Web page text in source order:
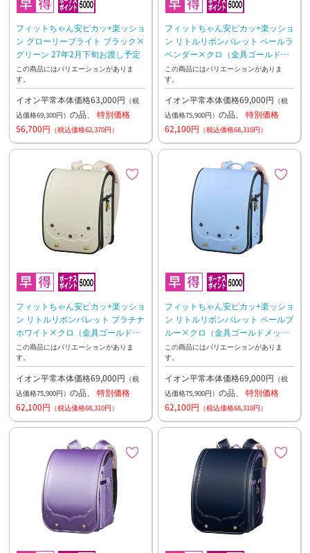
フィットちゃん安ピカッ+楽ッショ
ン グローリーブライト ブラック×
グリーン 27年2月下旬お渡し予定
この商品にはバリエーションがありま
す。
イオン平常本体価格63,000円 （税
込価格69,300円） の品、 特別価格
56,700円 （税込価格62,370円）
フィットちゃん安ピカッ+楽ッショ
ン リトルリボンパレット ペールラ
ベンダー×クロ（金具ゴールドメ
ッキ） 27年2月下旬お渡し予定
この商品にはバリエーションがありま
す。
イオン平常本体価格69,000円 （税
込価格75,900円） の品、 特別価格
62,100円 （税込価格68,310円）
フィットちゃん安ピカッ+楽ッショ
ン リトルリボンパレット プラチナ
ホワイト×クロ（金具ゴールドメ
ッキ） 27年2月下旬お渡し予定
この商品にはバリエーションがありま
す。
イオン平常本体価格69,000円 （税
込価格75,900円） の品、 特別価格
62,100円 （税込価格68,310円）
フィットちゃん安ピカッ+楽ッショ
ン リトルリボンパレット ペールブ
ルー×クロ（金具ゴールドメッ
キ） 27年2月下旬お渡し予定
この商品にはバリエーションがありま
す。
イオン平常本体価格69,000円 （税
込価格75,900円） の品、 特別価格
62,100円 （税込価格68,310円）